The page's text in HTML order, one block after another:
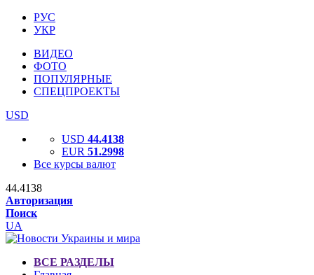
РУС
УКР
ВИДЕО
ФОТО
ПОПУЛЯРНЫЕ
СПЕЦПРОЕКТЫ
USD
USD 44.4138
EUR 51.2998
Все курсы валют
44.4138
Авторизация
Поиск
UA
ВСЕ РАЗДЕЛЫ